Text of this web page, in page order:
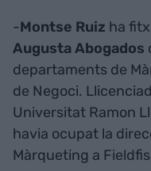
-Montse Ruiz ha
Augusta Abogados
departaments de
de Negoci.
Universitat Ramon
havia ocupat la
Màrqueting a